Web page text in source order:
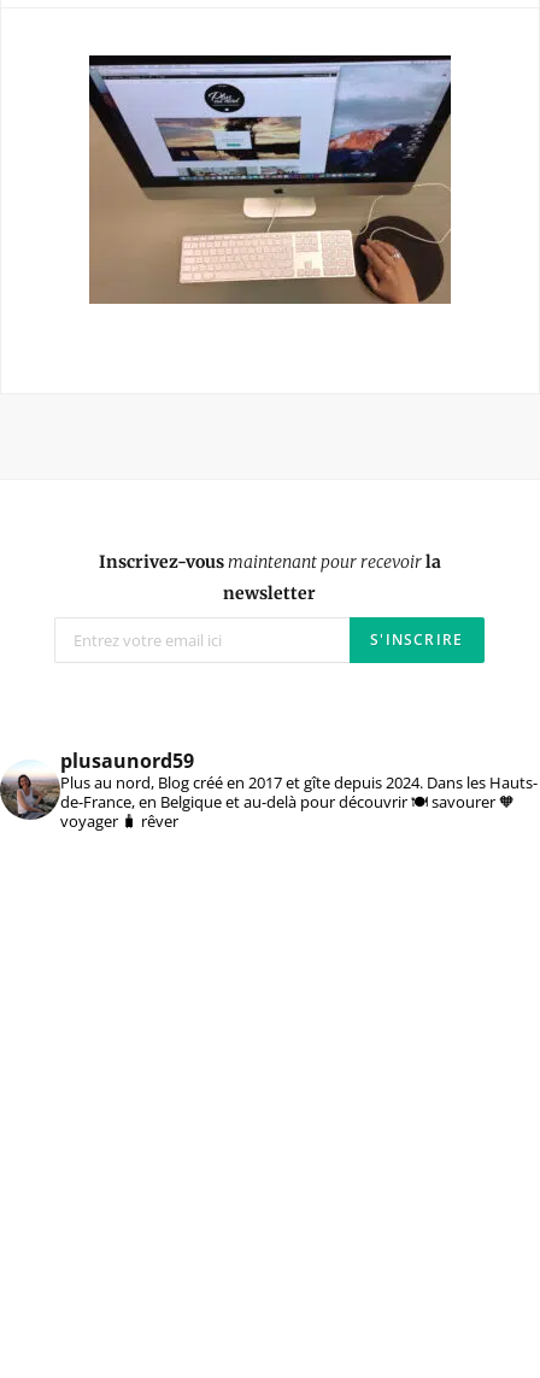
Inscrivez-vousmaintenant pour recevoirla
newsletter
plusaunord59
Plus au nord, Blog créé en 2017 et gîte depuis 2024. Dans les Hauts-
de-France, en Belgique et au-delà pour découvrir 🍽️ savourer 🧡
voyager 🧳 rêver